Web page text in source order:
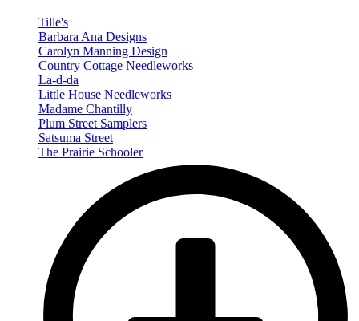
Tille's
Barbara Ana Designs
Carolyn Manning Design
Country Cottage Needleworks
La-d-da
Little House Needleworks
Madame Chantilly
Plum Street Samplers
Satsuma Street
The Prairie Schooler